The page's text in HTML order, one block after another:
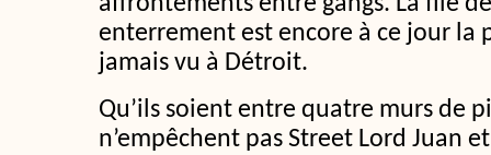
enterrement est encore à ce jour la
jamais vu à Détroit.
Qu’ils soient entre quatre murs de
n’empêchent pas Street Lord Juan